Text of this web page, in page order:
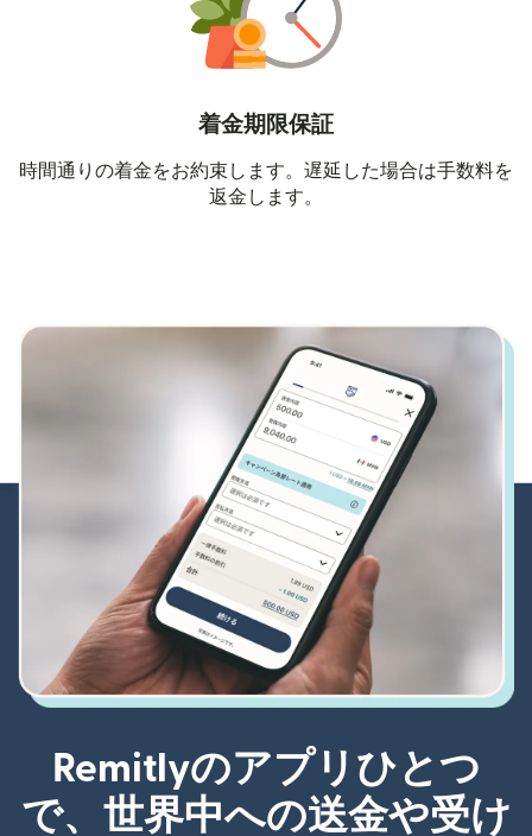
着金期限保証
時間通りの着金をお約束します。遅延した場合は手数料を
返金します。
Remitlyのアプリひとつ
で、世界中への送金や受け